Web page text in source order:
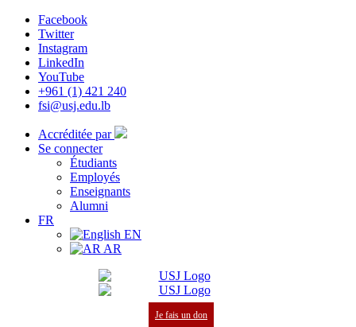
Facebook
Twitter
Instagram
LinkedIn
YouTube
+961 (1) 421 240
fsi@usj.edu.lb
Accréditée par
Se connecter
Étudiants
Employés
Enseignants
Alumni
FR
EN
AR
Je fais un don